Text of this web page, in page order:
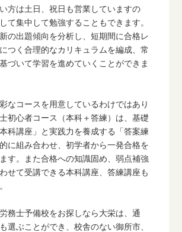
方は土日、祝日も営業していますの
て集中して勉強することもできます。
の出題傾向を分析し、短期間に合格レ
つく合理的なカリキュラムを編成、常
づいて学習を進めていくことができま
なコースを用意しているわけではあり
初心者コース（本科＋答練）は、基礎
科講座」と実践力を養成する「答案練
に組み合わせ、初学者から一発合格を
す。また合格への知識固め、弱点補強
せて受講できる本科講座、答練講座も
務士予備校をお探しなら大栄は、通
選ぶことができ、校舎のない御所市、